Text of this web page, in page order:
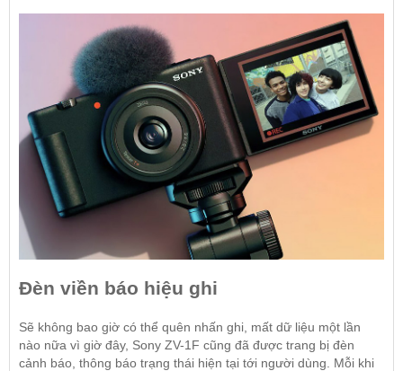
Đèn viền báo hiệu ghi
Sẽ không bao giờ có thể quên nhấn ghi, mất dữ liệu một lần
nào nữa vì giờ đây, Sony ZV-1F cũng đã được trang bị đèn
cảnh báo, thông báo trạng thái hiện tại tới người dùng. Mỗi khi